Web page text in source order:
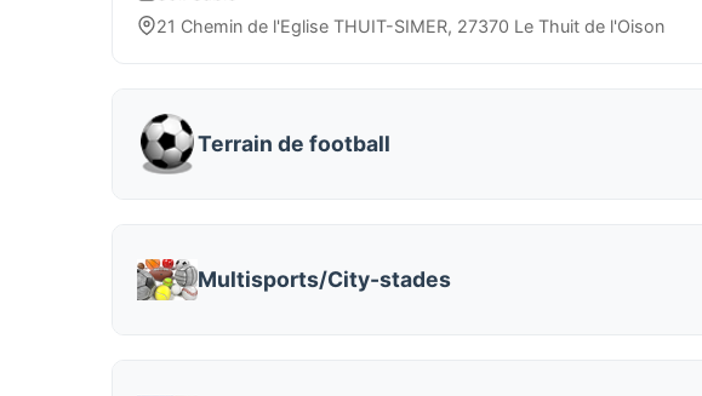
21 Chemin de l'Eglise THUIT-SIMER, 27370 Le Thuit de l'Oison
Terrain de football
Multisports/City-stades